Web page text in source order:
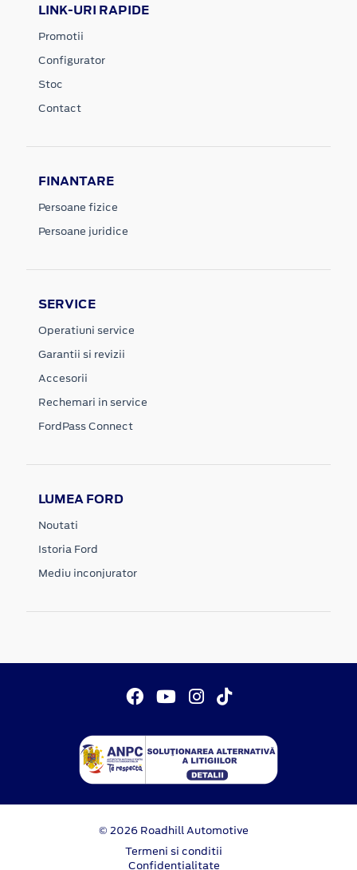
LINK-URI RAPIDE
Promotii
Configurator
Stoc
Contact
FINANTARE
Persoane fizice
Persoane juridice
SERVICE
Operatiuni service
Garantii si revizii
Accesorii
Rechemari in service
FordPass Connect
LUMEA FORD
Noutati
Istoria Ford
Mediu inconjurator
© 2026 Roadhill Automotive
Termeni si conditii
Confidentialitate